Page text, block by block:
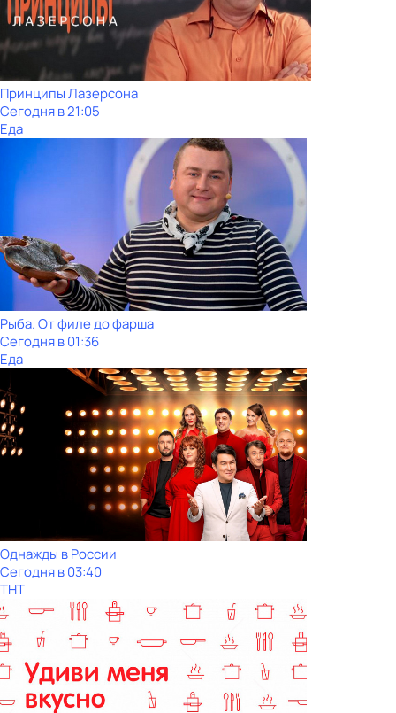
Принципы Лазерсона
Сегодня в 21:05
Еда
Рыба. От филе до фарша
Сегодня в 01:36
Еда
Однажды в России
Сегодня в 03:40
ТНТ